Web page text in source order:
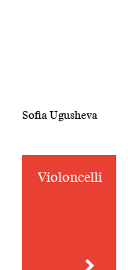
Sofia Ugusheva
Violoncelli